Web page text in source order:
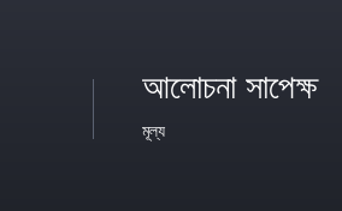
আলোচনা সাপেক্ষ
মূল্য